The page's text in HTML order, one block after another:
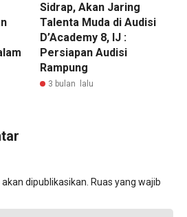
Sidrap, Akan Jaring
Talenta Muda di Audisi
D’Academy 8, IJ :
Persiapan Audisi
Rampung
3 bulan lalu
dipublikasikan. Ruas yang wajib